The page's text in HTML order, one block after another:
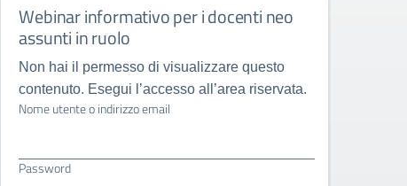
Webinar informativo per i docenti neo
assunti in ruolo
Non hai il permesso di visualizzare questo
contenuto. Esegui l’accesso all’area riservata.
Nome utente o indirizzo email
Password